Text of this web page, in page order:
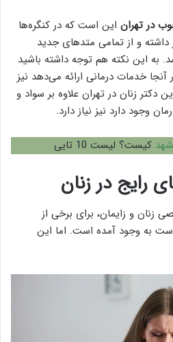
در تهران این است که در کنگره‌ها
و از تمامی متد‌های جدید
به این نکته هم توجه داشته باشید
خدمات درمانی ارائه می‌دهد نیز
زنان در تهران علاوه بر سواد و
وجود دارد نیز نیاز دارد.
کیست؟ لیست 10 تایی
رایج در زنان
و زایمان، برای برخی از
به وجود آمده است. اما این